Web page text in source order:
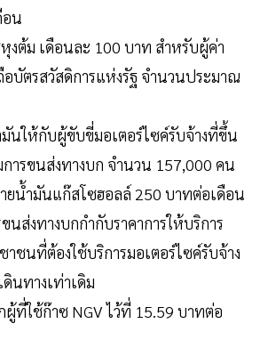
อน
งต้ม เดือนละ 100 บาท สำหรับผู้ค่า
บัตรสวัสดิการแห่งรัฐ จำนวนประมาณ
นให้กับผู้ขับขี่มอเตอร์ไซค์รับจ้างที่ขึ้น
ารขนส่งทางบก จำนวน 157,000 คน
ยน้ำมันแก๊สโซฮอลล์ 250 บาทต่อเดือน
นส่งทางบกกำกับราคาการให้บริการ
ชนที่ต้องใช้บริการมอเตอร์ไซค์รับจ้าง
ดินทางเท่าเดิม
ผู้ที่ใช้ก๊าซ NGV ไว้ที่ 15.59 บาทต่อ